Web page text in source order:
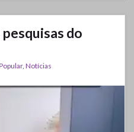
do
, Notícias